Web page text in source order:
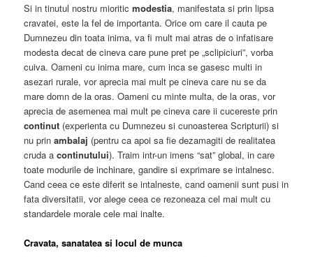
Si in tinutul nostru mioriticmodestia, manifestata si prin lipsa
cravatei, este la fel de importanta. Orice om care il cauta pe
Dumnezeu din toata inima, va fi mult mai atras de o infatisare
modesta decat de cineva care pune pret pe „sclipiciuri”, vorba
cuiva. Oameni cu inima mare, cum inca se gasesc multi in
asezari rurale, vor aprecia mai mult pe cineva care nu se da
mare domn de la oras. Oameni cu minte multa, de la oras, vor
aprecia de asemenea mai mult pe cineva care ii cucereste prin
continut (experienta cu Dumnezeu si cunoasterea Scripturii) si
nu prinambalaj (pentru ca apoi sa fie dezamagiti de realitatea
cruda acontinutului). Traim intr-un imens “sat” global, in care
toate modurile de inchinare, gandire si exprimare se intalnesc.
Cand ceea ce este diferit se intalneste, cand oamenii sunt pusi in
fata diversitatii, vor alege ceea ce rezoneaza cel mai mult cu
standardele morale cele mai inalte.
Cravata, sanatatea si locul de munca